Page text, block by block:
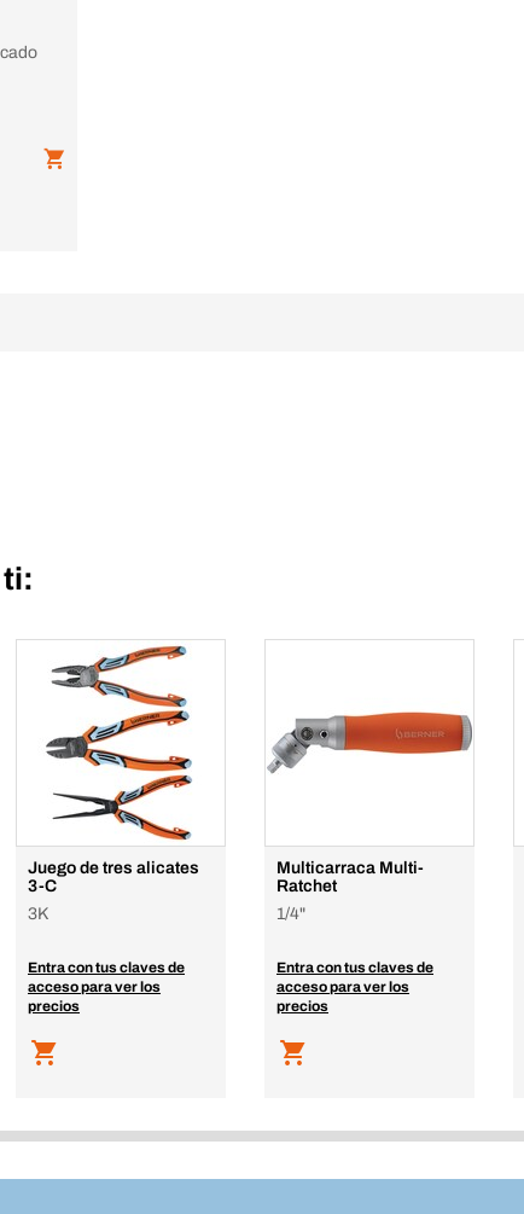
Juego de tres alicates
3-C
3K
Entra con tus claves de
acceso para ver los
precios
Multicarraca Multi-
Ratchet
1/4"
Entra con tus claves de
acceso para ver los
precios